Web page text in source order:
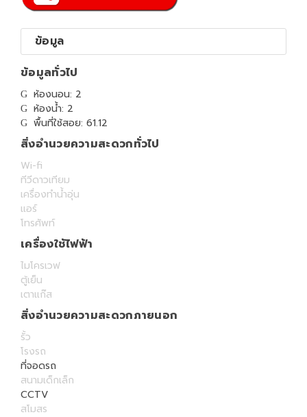
ข้อมูล
ข้อมูลทั่วไป
ห้องนอน: 2
ห้องน้ำ: 2
พื้นที่ใช้สอย: 61.12
สิ่งอำนวยความสะดวกทั่วไป
Wi-fi
ทีวีดาวเทียม
เครื่องทำน้ำอุ่น
แอร์
โทรศัพท์
เครื่องใช้ไฟฟ้า
ไมโครเวฟ
ตู้เย็น
เตาแก๊ส
สิ่งอำนวยความสะดวกภายนอก
รั้ว
โรงรถ
ที่จอดรถ
สนามเด็กเล็ก
CCTV
สโมสร